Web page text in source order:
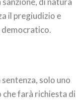
il pregiudizio e
democratico.
solo uno
che farà richiesta di